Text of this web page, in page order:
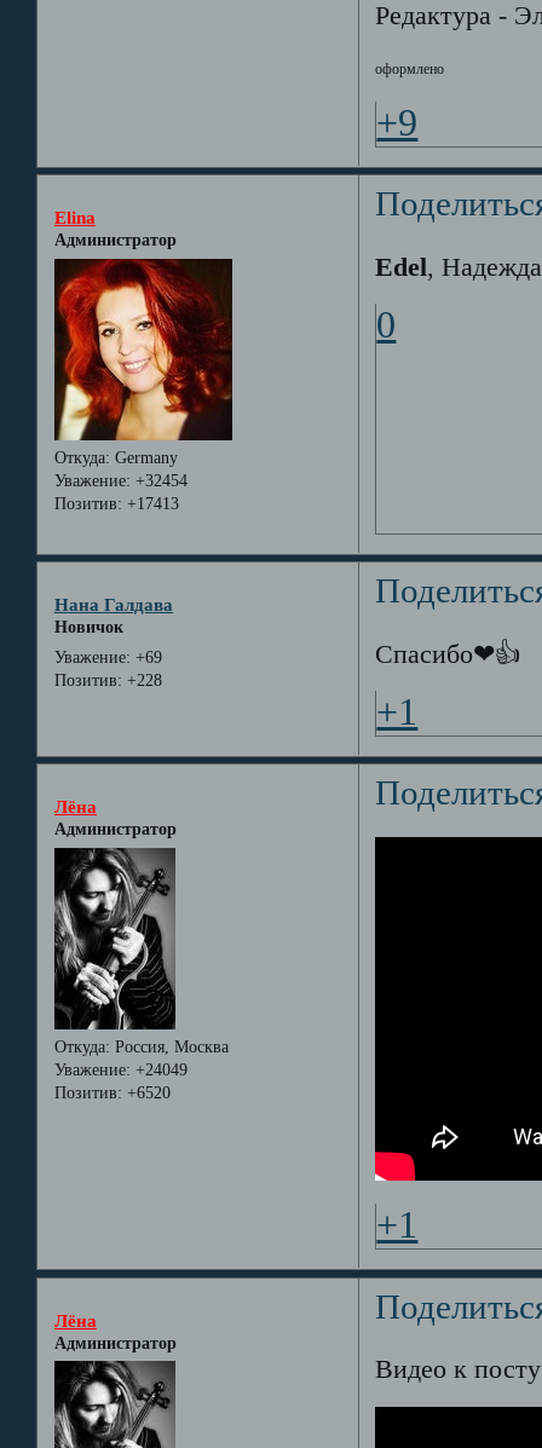
Редактура -
оформлено
+9
Elina
Администратор
Откуда: Germany
Уважение: +32454
Позитив: +17413
Edel,
0
Нана Галдава
Новичок
Уважение: +69
Позитив: +228
Спасибо❤👍
+1
Лёна
Администратор
Откуда: Россия, Москва
Уважение: +24049
Позитив: +6520
+1
Лёна
Администратор
Видео к